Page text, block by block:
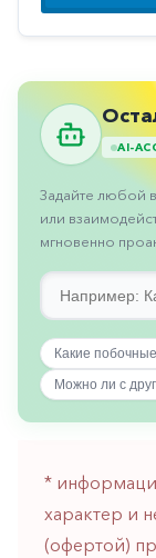
Прочее
Сердечные
Сосудистые
Урология
Ухо-
горло-
нос
Хирургия
железа
AI-
Задайте любой
или
мгновенно
Какие
Можно ли с
*
характер и
(офертой)